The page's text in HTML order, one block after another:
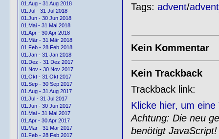
01.Aug - 31 Aug 2018
01.Jul - 31 Jul 2018
01.Jun - 30 Jun 2018
01.Mai - 31 Mai 2018
01.Apr - 30 Apr 2018
01.Mär - 31 Mär 2018
01.Feb - 28 Feb 2018
01.Jan - 31 Jan 2018
01.Dez - 31 Dez 2017
01.Nov - 30 Nov 2017
01.Okt - 31 Okt 2017
01.Sep - 30 Sep 2017
01.Aug - 31 Aug 2017
01.Jul - 31 Jul 2017
01.Jun - 30 Jun 2017
01.Mai - 31 Mai 2017
01.Apr - 30 Apr 2017
01.Mär - 31 Mär 2017
01.Feb - 28 Feb 2017
Tags: advent/
Kein Kommentar
Kein Trackback
Trackback link:
Klicke hier, um
Achtung: Die neu
benötigt JavaScript!